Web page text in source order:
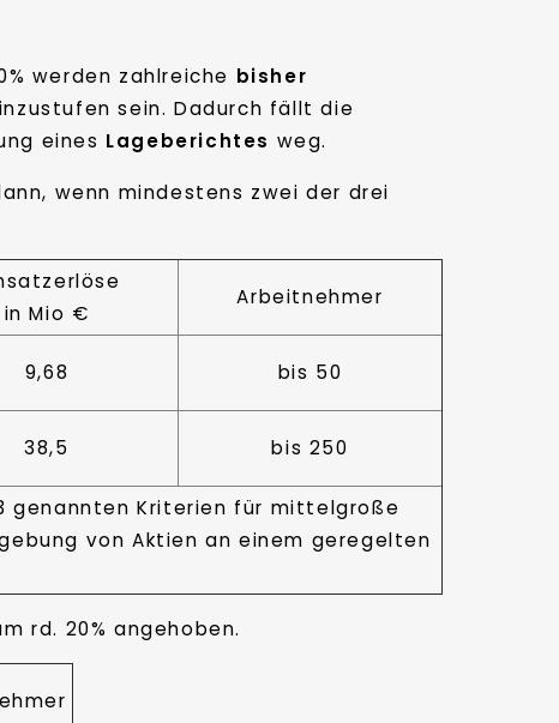
werden zahlreiche bisher
sein. Dadurch fällt die
eines Lageberichtes weg.
wenn mindestens zwei der drei
in Mio €
Arbeitnehmer
9,68 bis 50
38,5 bis 250
genannten Kriterien für mittelgroße
von Aktien an einem geregelten
rd. 20% angehoben.